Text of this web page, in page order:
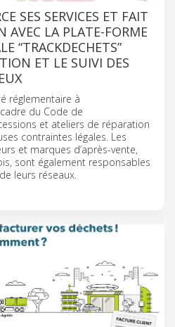
SES SERVICES ET FAIT
AVEC LA PLATE-FORME
“TRACKDECHETS”
ET LE SUIVI DES
réglementaire à
cadre du Code de
et ateliers de réparation
contraintes légales. Les
et marques d’après-vente,
sont également responsables
leurs réseaux.